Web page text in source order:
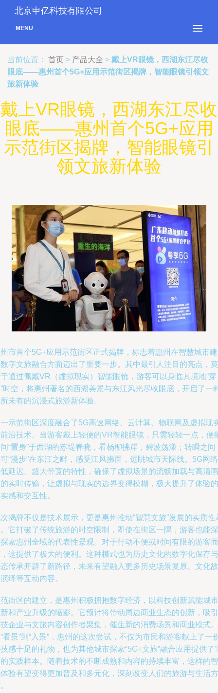
北京申亿科技有限公司
MENU
当前位置： 首页 > 产品大全 > 戴上VR眼镜，西湖东江尽收
眼底——惠州首个5G+应用示范街区揭牌，智能眼镜引领文
旅新体验
戴上VR眼镜，西湖东江尽收
眼底——惠州首个5G+应用
示范街区揭牌，智能眼镜引
领文旅新体验
市首个5G+应用示范街区正式揭牌，标志着惠州在智慧城市
字文旅融合方面迈出了重要一步。其中最引人注目的亮点，莫
通过佩戴VR（虚拟现实）智能眼镜，游客可以身临其境地“穿
时空，将惠州著名的西湖美景与东江风光尽收眼底，开启了一
未有的沉浸式旅游新体验。
示范街区深度融合了5G高速网络、云计算、物联网及虚拟现
沿技术。当游客戴上轻便的VR智能眼镜，只需轻轻一点，便
“置身”于西湖的苏堤春晓，看杨柳拂岸，碧波荡漾；转瞬之间
“漫步”在东江之畔，感受江风拂面，远眺城市天际线。5G网络
延迟、超大带宽的特性，确保了虚拟场景的流畅加载与高清画
实时传输，让虚拟与现实的边界变得模糊，极大提升了体验的
感和交互性。
揭牌不仅是技术展示，更是惠州推动“智慧文旅”发展的实质性
它打破了传统旅游的时空限制，即使在街区一隅，游客也能深
索惠州全域的代表性景观。对于行动不便或时间有限的游客而
这提供了极大的便利。这种模式也为历史文化的数字化保存与
传承开辟了新路径，未来有望融入更多历史场景复原、文化故
绎等互动内容。
街区的建立，是惠州积极拥抱数字经济，以科技创新赋能城市
和产业升级的缩影。它预计将带动周边商业生态的创新，吸引
企业与文旅内容创作者聚集，催生新的消费场景和商业模式。
看景”到“入景”，惠州的这次尝试，不仅为市民和游客献上了一
感十足的礼物，也为其他城市探索“5G+文旅”融合应用提供了
实践样本。随着技术的不断成熟和内容的持续丰富，这样的智
验有望变得更加普及和多元化，深刻改变人们的旅游与生活方